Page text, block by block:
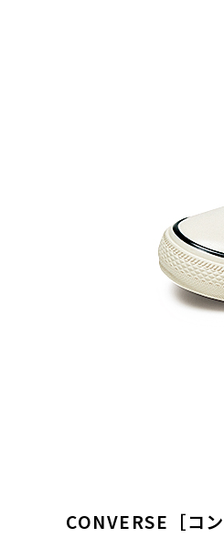
CONVERSE［コン